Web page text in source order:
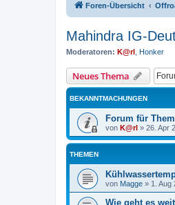
Foren-Übersicht
Mahindra IG-
Moderatoren: K@rl Honker
Neues Thema
BEKANNTMACHUNGEN
Forum für
von K@rl » 26. Apr
THEMEN
von Magge » 1. Aug
Wie geht es